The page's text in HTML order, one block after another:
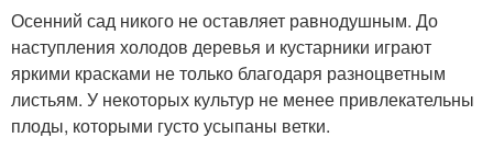
Осенний сад никого не оставляет равнодушным. До
наступления холодов деревья и кустарники играют
яркими красками не только благодаря разноцветным
листьям. У некоторых культур не менее привлекательны
плоды, которыми густо усыпаны ветки.